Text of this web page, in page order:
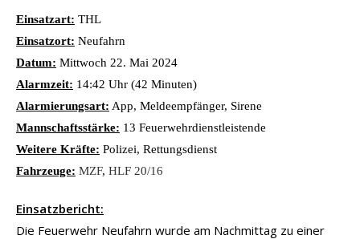
Einsatzart: THL
Einsatzort: Neufahrn
Datum: Mittwoch 22. Mai 2024
Alarmzeit: 14:42 Uhr (42 Minuten)
Alarmierungsart: App, Meldeempfänger, Sirene
Mannschaftsstärke: 13 Feuerwehrdienstleistende
Weitere Kräfte: Polizei, Rettungsdienst
Fahrzeuge: MZF, HLF 20/16
Einsatzbericht:
Die Feuerwehr Neufahrn wurde am Nachmittag zu einer